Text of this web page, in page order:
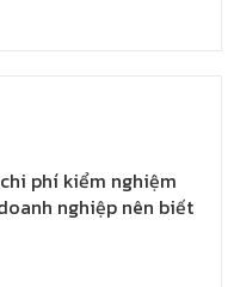
phí kiểm nghiệm
nghiệp nên biết